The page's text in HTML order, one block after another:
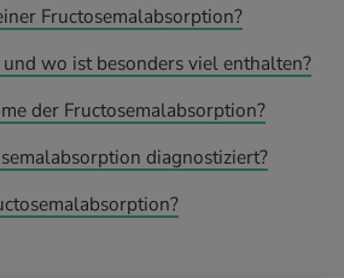
Coaching
Coaching
Fructosemalabsorption?
wo ist besonders viel enthalten?
der Fructosemalabsorption?
diagnostiziert?